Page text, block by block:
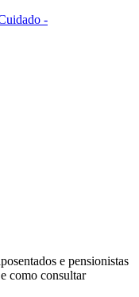
-
e pensionistas
como consultar